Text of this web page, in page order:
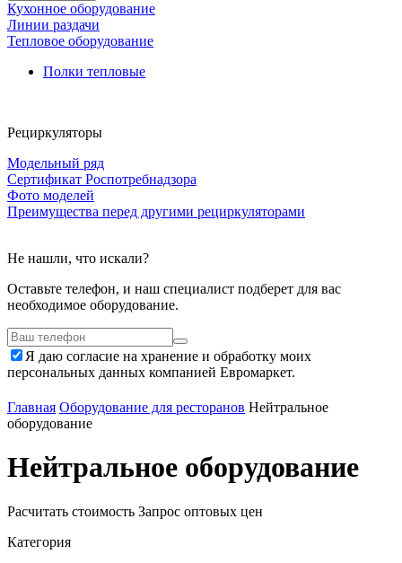
Кухонное оборудование
Линии раздачи
Тепловое оборудование
Полки тепловые
Рециркуляторы
Модельный ряд
Сертификат Роспотребнадзора
Фото моделей
Преимущества перед другими рециркуляторами
Не нашли, что искали?
Оставьте телефон, и наш специалист подберет для вас
необходимое оборудование.
Я даю согласие на хранение и обработку моих
персональных данных компанией Евромаркет.
Главная Оборудование для ресторанов Нейтральное
оборудование
Нейтральное оборудование
Расчитать стоимость Запрос оптовых цен
Категория